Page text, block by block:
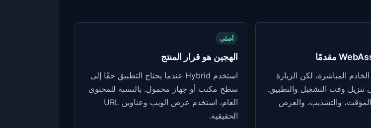
المباشرة، لكن الزيارة
تنزيل وقت التشغيل والتطبيق.
المؤقت، والتشذيب، والعرض
أصلي
الهجين هو قرار المنتج
استخدم Hybrid عندما يحتاج التطبيق حقًا إلى
سطح مكتب أو جهاز محمول. بالنسبة للمحتوى
العام، استخدم عرض الويب وعناوين URL
الحقيقية.